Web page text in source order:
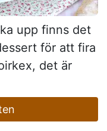
upp finns det
för att fira
det är